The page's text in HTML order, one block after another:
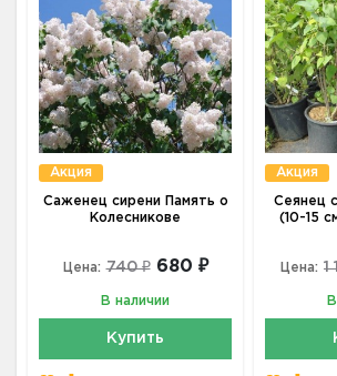
Акция
Саженец сирени Память о
Колесникове
Цена: 740 ₽ 680 ₽
В наличии
Купить
Акция
Сеянец
(10-15
Цена: 1